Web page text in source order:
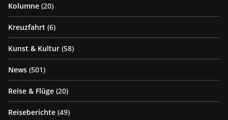
Kolumne (20)
Kreuzfahrt (6)
Kunst & Kultur (58)
News (501)
Reise & Flüge (20)
Reiseberichte (49)